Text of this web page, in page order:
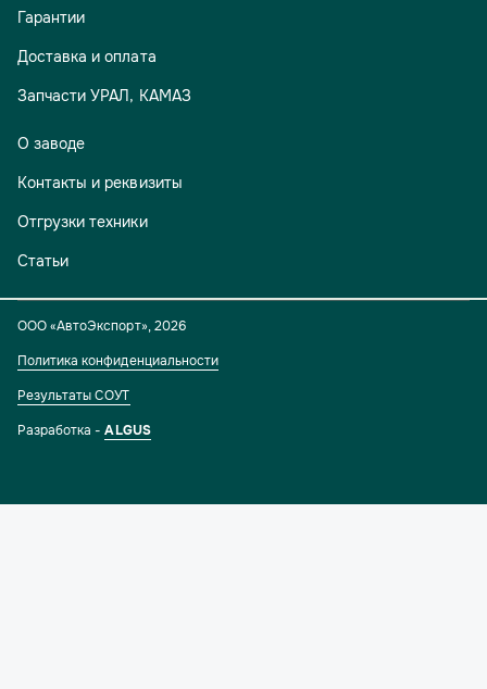
Гарантии
Доставка и оплата
Запчасти УРАЛ, КАМАЗ
О заводе
Контакты и реквизиты
Отгрузки техники
Статьи
ООО «АвтоЭкспорт»,2026
Политика конфиденциальности
Результаты СОУТ
Разработка -ALGUS